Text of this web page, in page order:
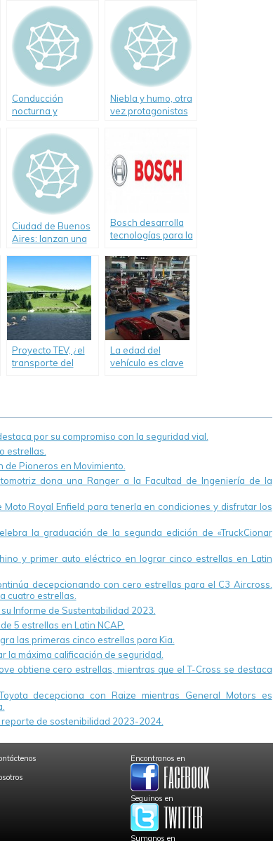
Conducción
nocturna y
Niebla y humo, otra
vez protagonistas
Ciudad de Buenos
Aires: lanzan una
baches
Bosch desarrolla
tecnologías para la
autónoma de
vehículos.
Proyecto TEV, ¿el
transporte del
La edad del
vehículo es clave
por su compromiso con la seguridad vial.
estrellas.
Pioneros en Movimiento.
dona una Ranger a la Facultad de Ingeniería de la
Royal Enfield para tenerla en condiciones y disfrutar los
la graduación de la segunda edición de «TruckCionar
y primer auto eléctrico en lograr cinco estrellas en Latin
decepcionando con cero estrellas para el C3 Aircross.
cuatro estrellas.
Informe de Sustentabilidad 2023.
5 estrellas en Latin NCAP.
las primeras cinco estrellas para Kia.
la máxima calificación de seguridad.
obtiene cero estrellas, mientras que el T-Cross se destaca
decepciona con Raize mientras General Motors es
de sostenibilidad 2023-2024.
Encontranos en
Seguinos en
Sumanos en